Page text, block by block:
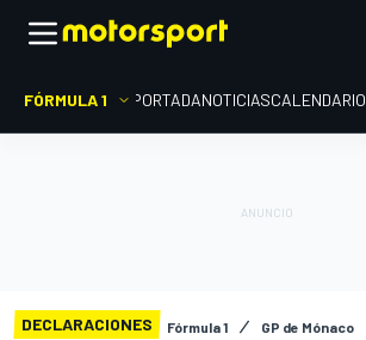
FÓRMULA 1 PORTADANOTICIASCALENDARIO
DECLARACIONES Fórmula 1 GP de Mónaco